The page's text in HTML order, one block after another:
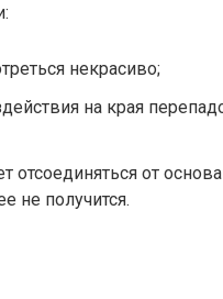
некрасиво;
на края
отсоединяться от
не получится.